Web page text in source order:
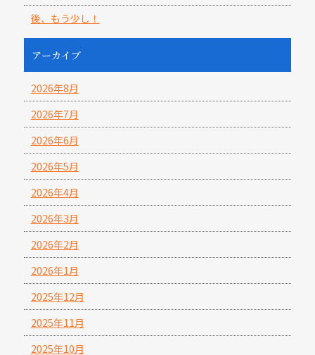
後、もう少し！
アーカイブ
2026年8月
2026年7月
2026年6月
2026年5月
2026年4月
2026年3月
2026年2月
2026年1月
2025年12月
2025年11月
2025年10月